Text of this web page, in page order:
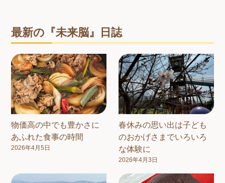
最新の『未来脳』日誌
物価高の中でも豊かさに
あふれた食事の時間
2026年4月5日
春休みの思い出は子ども
のおかげさまでいろいろ
な体験に
2026年4月3日